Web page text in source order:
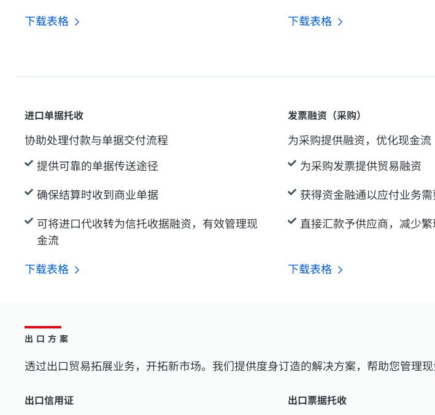
下载表格 下载表格
进口单据托收
协助处理付款与单据交付流程
提供可靠的单据传送途径
确保结算时收到商业单据
可将进口代收转为信托收据融资，有效管理现
金流
下载表格
发票融资（采购）
为采购提供融资，优化现金流
为采购发票提供贸易融资
获得资金融通以应付业务需
直接汇款予供应商，减少
下载表格
出口方案
透过出口贸易拓展业务，开拓新市场。我们提供度身订造的解决方案，帮助您管理现
出口信用证 出口票据托收